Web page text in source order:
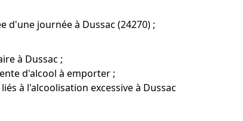
journée à Dussac (24270) ;
à Dussac ;
d'alcool à emporter ;
à l'alcoolisation excessive à Dussac